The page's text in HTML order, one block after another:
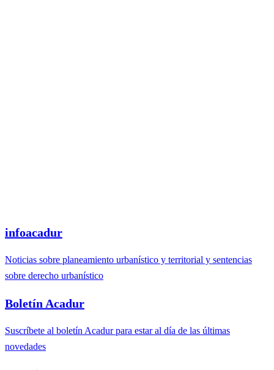
infoacadur
Noticias sobre planeamiento urbanístico y territorial y sentencias
sobre derecho urbanístico
Boletín Acadur
Suscríbete al boletín Acadur para estar al día de las últimas
novedades